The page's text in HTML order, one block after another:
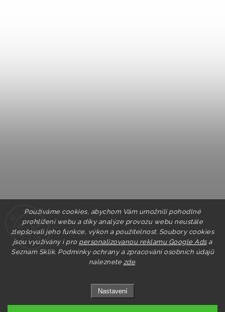
Používáme cookies, abychom Vám umožnili pohodlné
prohlížení webu a díky analýze provozu webu neustále
zlepšovali jeho funkce, výkon a použitelnost. Soubory cookies
jsou využívány i pro personalizovanou reklamu Google Adsa
Seznam Sklik. Podmínky ochrany a zpracování osobních údajů
naleznete zde.
Nastavení